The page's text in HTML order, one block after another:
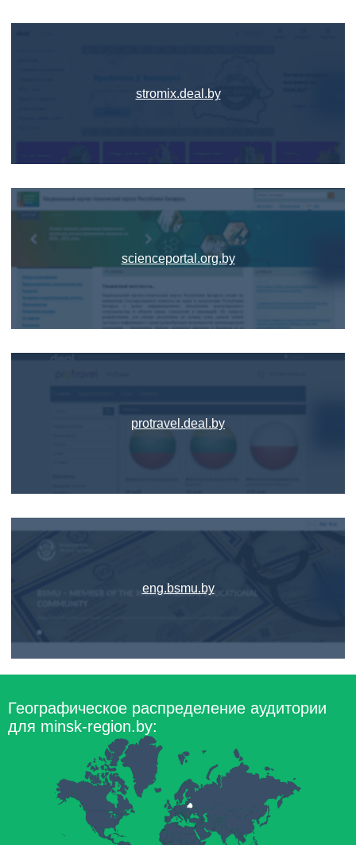
stromix.deal.by
scienceportal.org.by
protravel.deal.by
eng.bsmu.by
Географическое распределение аудитории
для minsk-region.by: